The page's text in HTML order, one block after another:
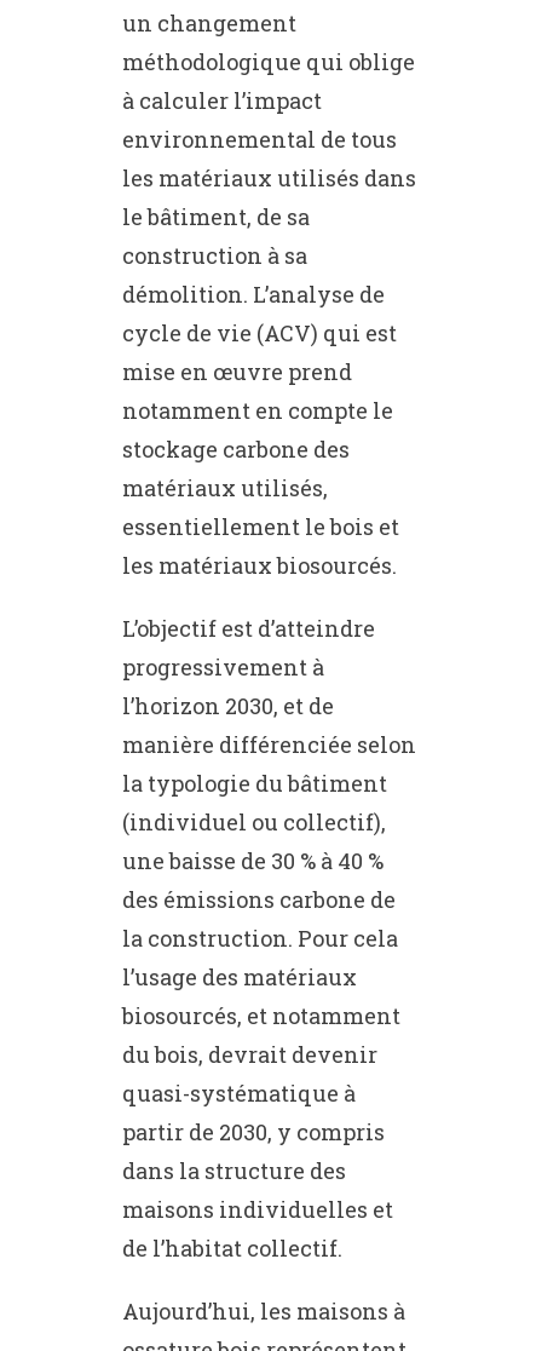
un changement
méthodologique qui oblige
à calculer l’impact
environnemental de tous
les matériaux utilisés dans
le bâtiment, de sa
construction à sa
démolition. L’analyse de
cycle de vie (ACV) qui est
mise en œuvre prend
notamment en compte le
stockage carbone des
matériaux utilisés,
essentiellement le bois et
les matériaux biosourcés.
L’objectif est d’atteindre
progressivement à
l’horizon 2030, et de
manière différenciée selon
la typologie du bâtiment
(individuel ou collectif),
une baisse de 30 % à 40 %
des émissions carbone de
la construction. Pour cela
l’usage des matériaux
biosourcés, et notamment
du bois, devrait devenir
quasi-systématique à
partir de 2030, y compris
dans la structure des
maisons individuelles et
de l’habitat collectif.
Aujourd’hui, les maisons à